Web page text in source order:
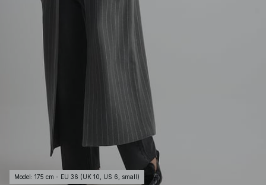
Model : 175 cm - EU 36 (UK 10, US 6, small)